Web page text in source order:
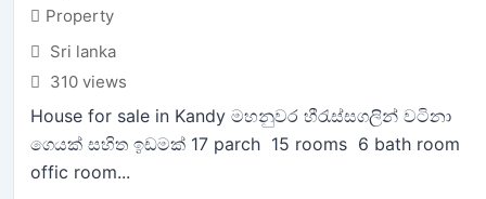
Property
Sri lanka
310 views
House for sale in Kandy මහනුවර හීරැස්සගලින් වටිනා
ගෙයක් සහිත ඉඩමක් 17 parch 15 rooms 6 bath room
offic room...